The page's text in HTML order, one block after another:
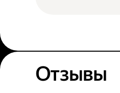
Отзывы